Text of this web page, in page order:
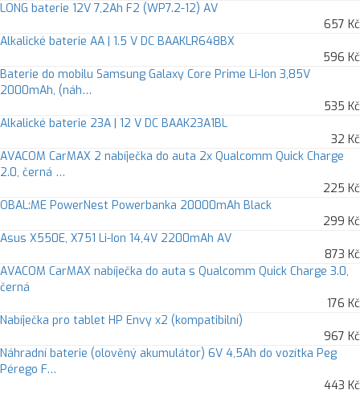
LONG baterie 12V 7,2Ah F2 (WP7.2-12) AV
657 Kč
Alkalické baterie AA | 1.5 V DC BAAKLR648BX
596 Kč
Baterie do mobilu Samsung Galaxy Core Prime Li-Ion 3,85V
2000mAh, (náh…
535 Kč
Alkalické baterie 23A | 12 V DC BAAK23A1BL
32 Kč
AVACOM CarMAX 2 nabíječka do auta 2x Qualcomm Quick Charge
2.0, černá …
225 Kč
OBAL:ME PowerNest Powerbanka 20000mAh Black
299 Kč
Asus X550E, X751 Li-Ion 14,4V 2200mAh AV
873 Kč
AVACOM CarMAX nabíječka do auta s Qualcomm Quick Charge 3.0,
černá
176 Kč
Nabíječka pro tablet HP Envy x2 (kompatibilní)
967 Kč
Náhradní baterie (olověný akumulátor) 6V 4,5Ah do vozítka Peg
Pérego F…
443 Kč